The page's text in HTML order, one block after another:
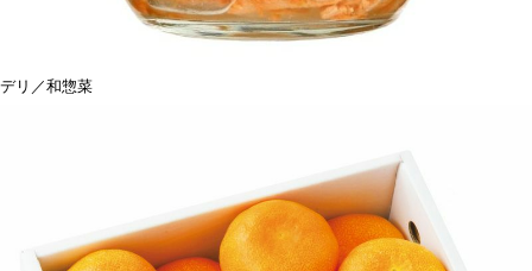
デリ／和惣菜